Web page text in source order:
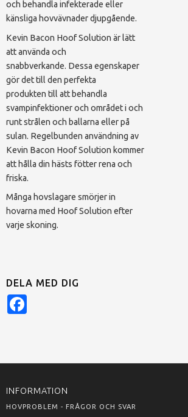
och behandla infekterade eller
känsliga hovvävnader djupgående.
Kevin Bacon Hoof Solution är lätt
att använda och
snabbverkande. Dessa egenskaper
gör det till den perfekta
produkten till att behandla
svampinfektioner och området i och
runt strålen och ballarna eller på
sulan. Regelbunden användning av
Kevin Bacon Hoof Solution kommer
att hålla din hästs fötter rena och
friska.
Många hovslagare smörjer in
hovarna med Hoof Solution efter
varje skoning.
DELA MED DIG
INFORMATION
HOVPROBLEM - FRÅGOR OCH SVAR